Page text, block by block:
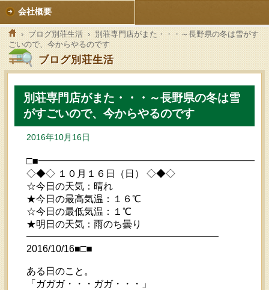
会社概要
›ブログ別荘生活› 別荘専門店がまた・・・～長野県の冬は雪がす
ごいので、今からやるのです
ブログ別荘生活
別荘専門店がまた・・・～長野県の冬は雪
がすごいので、今からやるのです
2016年10月16日
◇◆◇ １０月１６日（日） ◇◆◇
☆今日の天気：晴れ
★今日の最高気温：１６℃
☆今日の最低気温：１℃
★明日の天気：雨のち曇り
━━━━━━━━━━━━━━━━━━━━
2016/10/16■□■
ある日のこと。
「ガガガ・・・ガガ・・・」